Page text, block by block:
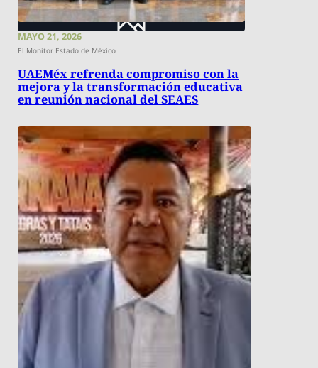
MAYO 21, 2026
El Monitor Estado de México
UAEMéx refrenda compromiso con la
mejora y la transformación educativa
en reunión nacional del SEAES